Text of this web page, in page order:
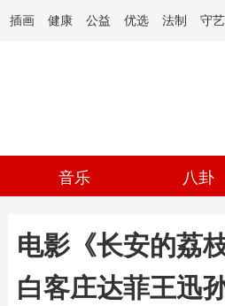
插画 健康 公益 优选 法制 守
音乐 八卦
电影《长安的荔
白客庄达菲王迅